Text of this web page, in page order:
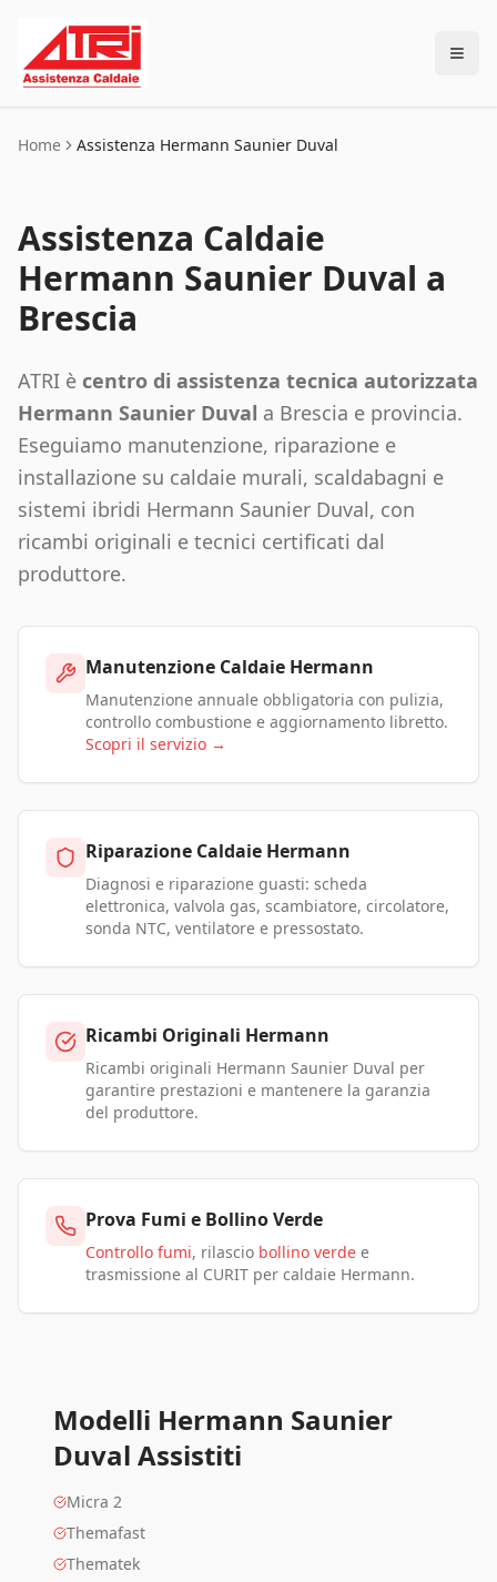
Home Assistenza Hermann Saunier Duval
Assistenza Caldaie
Hermann Saunier Duval a
Brescia
ATRI è centro di assistenza tecnica autorizzata
Hermann Saunier Duval a Brescia e provincia.
Eseguiamo manutenzione, riparazione e
installazione su caldaie murali, scaldabagni e
sistemi ibridi Hermann Saunier Duval, con
ricambi originali e tecnici certificati dal
produttore.
Manutenzione Caldaie Hermann
Manutenzione annuale obbligatoria con pulizia,
controllo combustione e aggiornamento libretto.
Scopri il servizio →
Riparazione Caldaie Hermann
Diagnosi e riparazione guasti: scheda
elettronica, valvola gas, scambiatore, circolatore,
sonda NTC, ventilatore e pressostato.
Ricambi Originali Hermann
Ricambi originali Hermann Saunier Duval per
garantire prestazioni e mantenere la garanzia
del produttore.
Prova Fumi e Bollino Verde
Controllo fumi, rilascio bollino verde e
trasmissione al CURIT per caldaie Hermann.
Modelli Hermann Saunier
Duval Assistiti
Micra 2
Themafast
Thematek